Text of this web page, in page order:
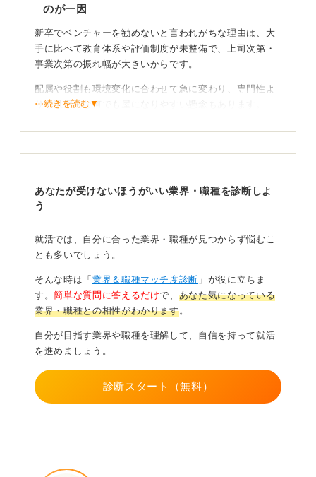
のが一因
新卒でベンチャーを勧めないと言われがちな理由は、大
手に比べて教育体系や評価制度が未整備で、上司次第・
事業次第の振れ幅が大きいからです。
配属や役割も環境変化に合わせて急に変わり、専門性よ
りも汎用的な何でも屋になりやすい懸念もあります。
すことのできない重要な存在として若いうちから認識さ
れ、裁量もどんどん手に入る傾向があります。
られることもまた事実です。
環境の不確実性を学習速度で上回れる人が向いてい
①資金調達・売上・粗利のトレンドとキャッシュの余裕
②過去の事業成功・失敗からの学びなど、経営陣の再現
性
③配属予定チームのミッションとKPI
明文化
⋯続きを読む▼
あなたが受けないほうがいい業界・職種を診断しよ
う
就活では、自分に合った業界・職種が見つからず悩むこ
とも多いでしょう。
そんな時は「 業界＆職種マッチ度診断 」が役に立ちま
す。簡単な質問に答えるだけで、 あなた気になっている
業界・職種との相性がわかります。
自分が目指す業界や職種を理解して、自信を持って就活
を進めましょう。
診断スタート（無料）